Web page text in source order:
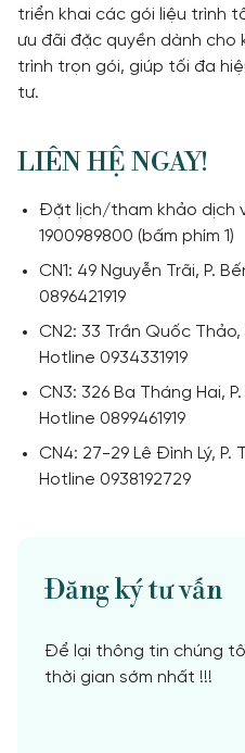
triển khai các gói liệu trình
ưu đãi đặc quyền dành cho
trình trọn gói, giúp tối đa
tư.
LIÊN HỆ NGAY!
Đặt lịch/tham khảo dịch
1900989800 (bấm phím 1)
CN1: 49 Nguyễn Trãi, P.
0896421919
CN2: 33 Trần Quốc Thảo,
Hotline 0934331919
CN3: 326 Ba Tháng Hai,
Hotline 0899461919
CN4: 27-29 Lê Đình Lý, P.
Hotline 0938192729
Đăng ký tư vấn
Để lại thông tin chúng
thời gian sớm nhất !!!